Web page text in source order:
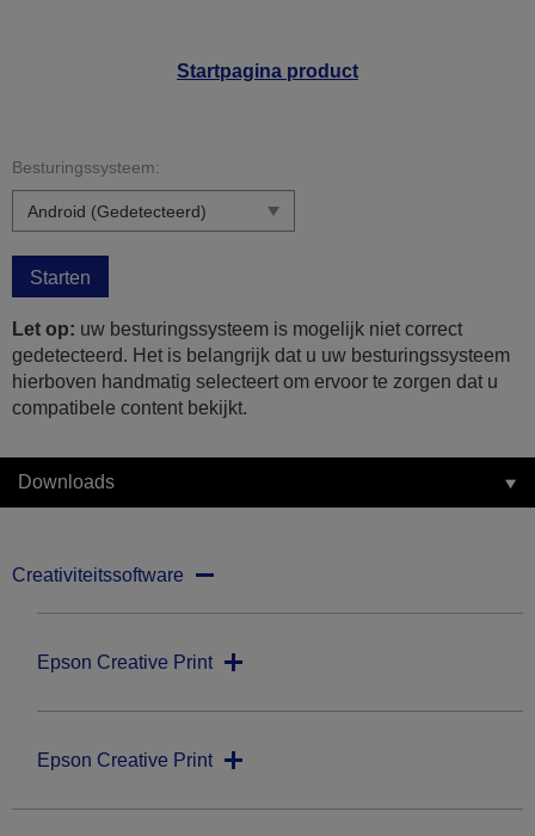
Startpagina product
Besturingssysteem:
Starten
Let op: uw besturingssysteem is mogelijk niet correct
gedetecteerd. Het is belangrijk dat u uw besturingssysteem
hierboven handmatig selecteert om ervoor te zorgen dat u
compatibele content bekijkt.
Downloads
Creativiteitssoftware
Epson Creative Print
Epson Creative Print